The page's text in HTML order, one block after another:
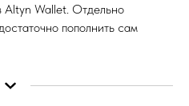
Altyn Wallet. Отдельно
пополнить сам